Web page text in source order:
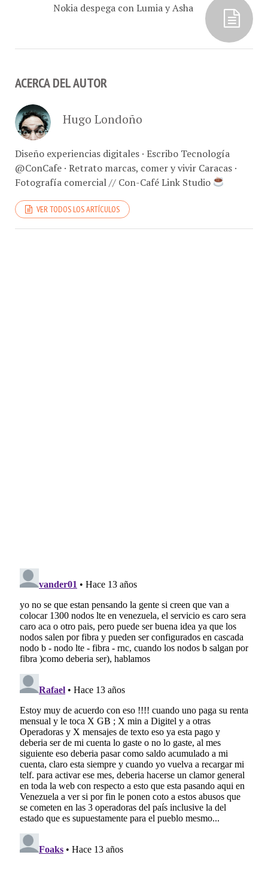
Nokia despega con Lumia y Asha
ACERCA DEL AUTOR
Hugo Londoño
Diseño experiencias digitales · Escribo Tecnología
@ConCafe · Retrato marcas, comer y vivir Caracas ·
Fotografía comercial // Con-Café Link Studio
VER TODOS LOS ARTÍCULOS